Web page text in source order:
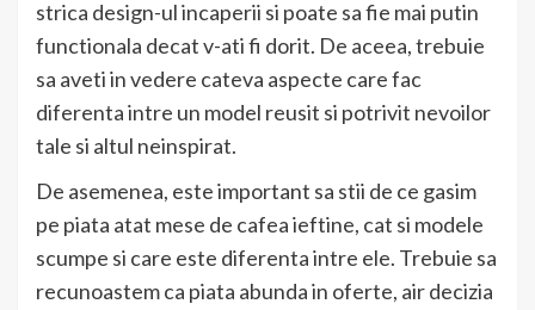
strica design-ul incaperii si poate sa fie mai putin
functionala decat v-ati fi dorit. De aceea, trebuie
sa aveti in vedere cateva aspecte care fac
diferenta intre un model reusit si potrivit nevoilor
tale si altul neinspirat.
De asemenea, este important sa stii de ce gasim
pe piata atat mese de cafea ieftine, cat si modele
scumpe si care este diferenta intre ele. Trebuie sa
recunoastem ca piata abunda in oferte, air decizia